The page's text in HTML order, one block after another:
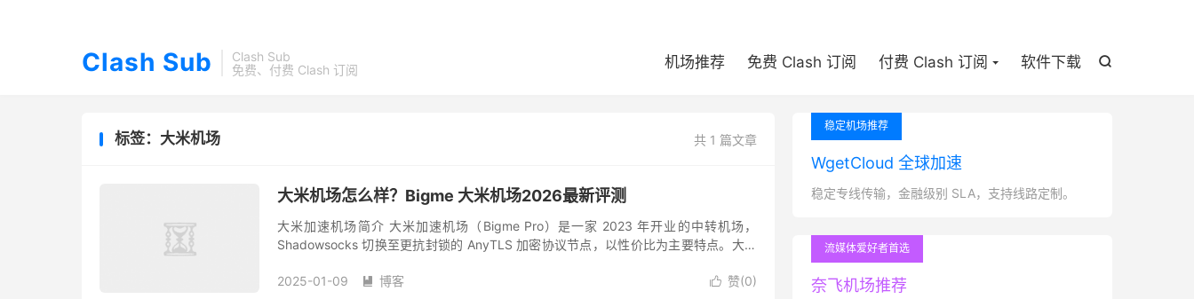
Clash Sub
Clash Sub
免费、付费 Clash 订阅

机场推荐 免费 Clash 订阅 付费 Clash 订阅 软件下载
共 1 篇文章
标签：大米机场
大米机场怎么样？Bigme 大米机场2026最新评测
大米加速机场简介 大米加速机场（Bigme Pro）是一家 2023 年开业的中转机场，
Shadowsocks 切换至更抗封锁的 AnyTLS 加密协议节点，以性价比为主要特点。大米
 赞(0)
2025-01-09  博客
稳定机场推荐
WgetCloud 全球加速
稳定专线传输，金融级别 SLA，支持线路定制。
流媒体爱好者首选
奈飞机场推荐